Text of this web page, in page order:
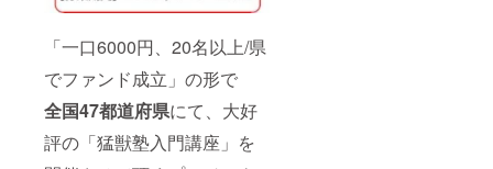
「一口6000円、20名以上/県
でファンド成立」の形で
全国47都道府県にて、大好
評の「猛獣塾入門講座」を